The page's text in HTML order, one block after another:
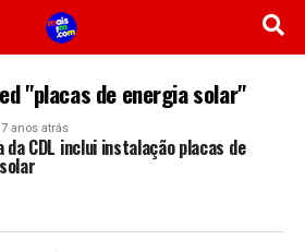
"placas de energia solar"
7 anos atrás
da CDL inclui instalação placas de